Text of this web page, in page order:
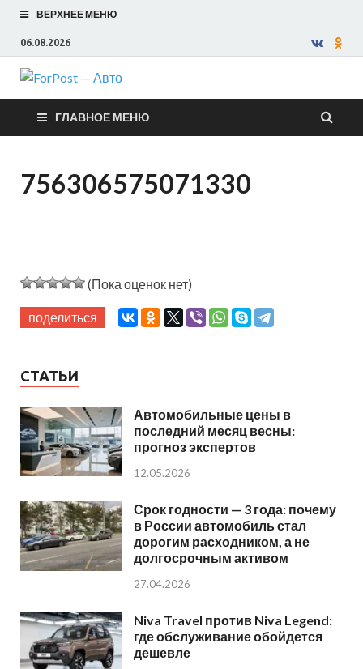
ВЕРХНЕЕ МЕНЮ
06.08.2026
ForPost —
Авто
ГЛАВНОЕ МЕНЮ
756306575071330
(Пока оценок нет)
поделиться
СТАТЬИ
Автомобильные цены в
последний месяц весны:
прогноз экспертов
12.05.2026
Срок годности — 3 года: почему
в России автомобиль стал
дорогим расходником, а не
долгосрочным активом
27.04.2026
Niva Travel против Niva Legend:
где обслуживание обойдется
дешевле